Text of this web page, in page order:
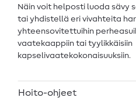
Näin voit helposti luoda sävy
tai yhdistellä eri vivahteita
yhteensovitettuihin
vaatekaappiin tai tyylikkäisiin
kapselivaatekokonaisuuksiin.
Hoito-ohjeet